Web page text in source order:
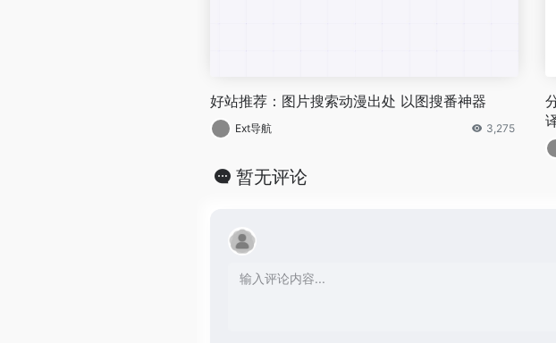
好站推荐：图片搜索动漫出处 以图搜番神器
Ext导航 3,275
暂无评论